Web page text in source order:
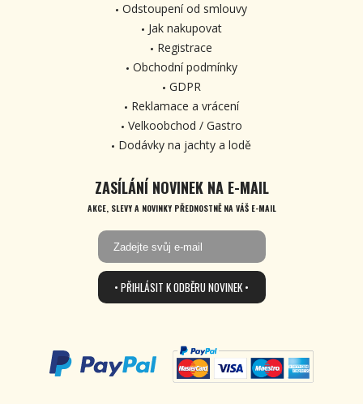
Odstoupení od smlouvy
Jak nakupovat
Registrace
Obchodní podmínky
GDPR
Reklamace a vrácení
Velkoobchod / Gastro
Dodávky na jachty a lodě
ZASÍLÁNÍ NOVINEK NA E-MAIL
AKCE, SLEVY A NOVINKY PŘEDNOSTNĚ NA VÁŠ E-MAIL
• PŘIHLÁSIT K ODBĚRU NOVINEK •